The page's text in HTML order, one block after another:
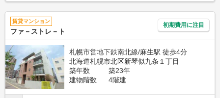
賃貸マンション
ファ－ストレ－ト
初期費用に注目
札幌市営地下鉄南北線/麻生駅 徒歩4分
北海道札幌市北区新琴似九条１丁目
築年数
築23年
建物階数
4階建